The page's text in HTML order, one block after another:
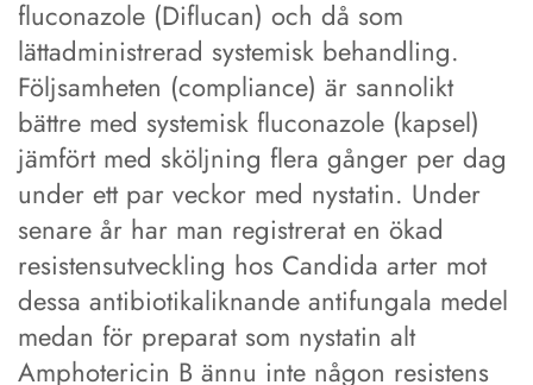
fluconazole (Diflucan) och då som
lättadministrerad systemisk behandling.
Följsamheten (compliance) är sannolikt
bättre med systemisk fluconazole (kapsel)
jämfört med sköljning flera gånger per dag
under ett par veckor med nystatin. Under
senare år har man registrerat en ökad
resistensutveckling hos Candida arter mot
dessa antibiotikaliknande antifungala medel
medan för preparat som nystatin alt
Amphotericin B ännu inte någon resistens